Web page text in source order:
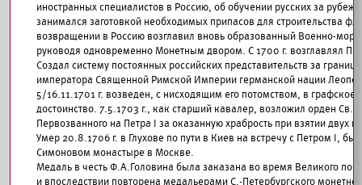
иностранных специалистов в Россию, об обучении русских за
занимался заготовкой необходимых припасов для строительства
возвращении в Россию возглавил вновь образованный Военно-
руководя одновременно Монетным двором. С 1700 г. возглавлял
Создал систему постоянных российских представительств за
императора Священной Римской Империи германской нации
5/16.11.1701 г. возведен, с нисходящим его потомством, в
достоинство. 7.5.1703 г., как старший кавалер, возложил орден Св.
Первозванного на Петра I за оказанную храбрость при взятии двух
Умер 20.8.1706 г. в Глухове по пути в Киев на встречу с Петром I,
Симоновом монастыре в Москве.
Медаль в честь Ф.А.Головина была заказана во время Великого
и впоследствии повторена медальерами С.-Петербургского